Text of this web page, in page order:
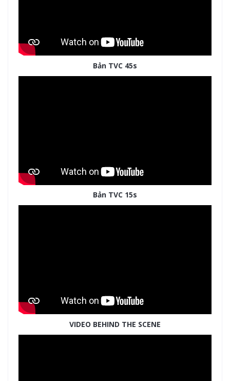
Bản TVC 45s
Bản TVC 15s
VIDEO BEHIND THE SCENE